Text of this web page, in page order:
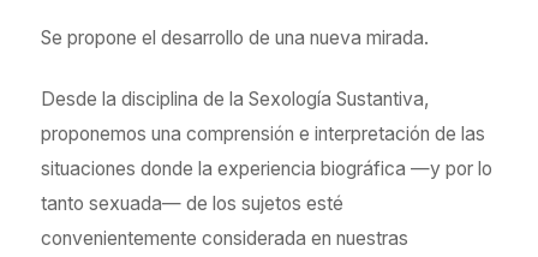
Se propone el desarrollo de una nueva mirada.
Desde la disciplina de la Sexología Sustantiva,
proponemos una comprensión e interpretación de las
situaciones donde la experiencia biográfica —y por lo
tanto sexuada— de los sujetos esté
convenientemente considerada en nuestras